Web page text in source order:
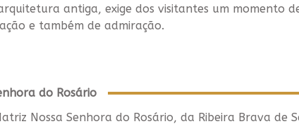
antiga, exige dos visitantes um momento
e também de admiração.
do Rosário
Nossa Senhora do Rosário, da Ribeira Brava de